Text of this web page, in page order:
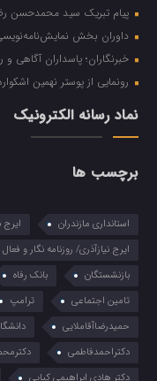
پیام تبریک سید محمدحسن
داوران بخش
خبرنگاران؛ پاسداران آگاهی
رونمایی از پوستر نهمین
نماد رسانه الکترونیک
برچسب ها
استانداری مازندران ایرج
ایرج نیازآذری/ روزنامه نگار و
بازنشستگان
بانک رفاه
تامین اجتماعی
ترامپ
حمیدرضاآقاملایی
دکتراحمدفاطمی
دکتر هادی ابراهیمی کیاپی